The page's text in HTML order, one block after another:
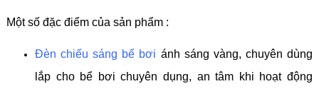
Một số đặc điểm của sản phẩm :
Đèn chiếu sáng bể bơi ánh sáng vàng, chuyên dùng
lắp cho bể bơi chuyên dụng, an tâm khi hoạt động